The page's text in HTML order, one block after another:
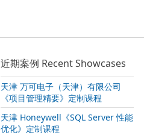
近期案例 Recent Showcases
天津 万可电子（天津）有限公司
《项目管理精要》定制课程
天津 Honeywell《SQL Server 性能
优化》定制课程